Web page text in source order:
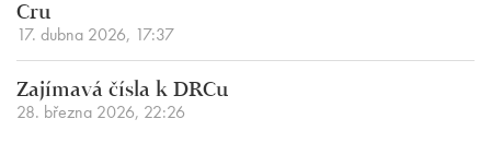
Cru
17. dubna 2026, 17:37
Zajímavá čísla k DRCu
28. března 2026, 22:26